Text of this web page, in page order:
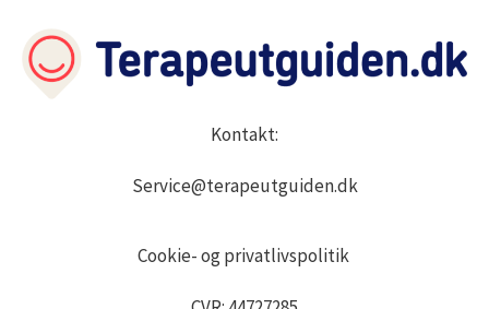
Kontakt:
Service@terapeutguiden.dk
Cookie- og privatlivspolitik